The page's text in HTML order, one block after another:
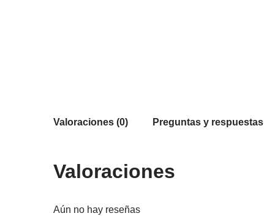
Valoraciones (0) Preguntas y respuestas
Valoraciones
Aún no hay reseñas